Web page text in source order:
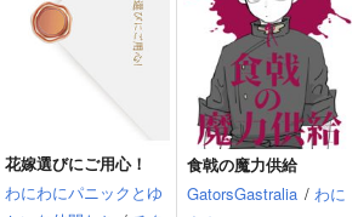
花嫁選びにご用心！
わにわにパニックとゆ
食戟の魔力供給
GatorsGastralia / わに